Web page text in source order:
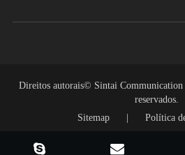
Direitos autorais© Sintai
reservados.
Sitemap
| Política